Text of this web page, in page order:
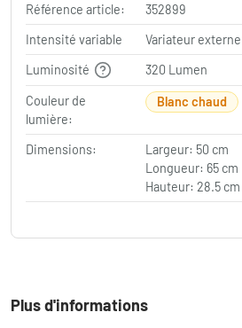
Référence article:
352899
Intensité variable
Variateur
Luminosité
320 Lumen
Couleur de
lumière:
Blanc chaud
Dimensions:
Largeur: 50 cm
Longueur: 65 cm
Hauteur: 28.5 cm
Plus d'informations